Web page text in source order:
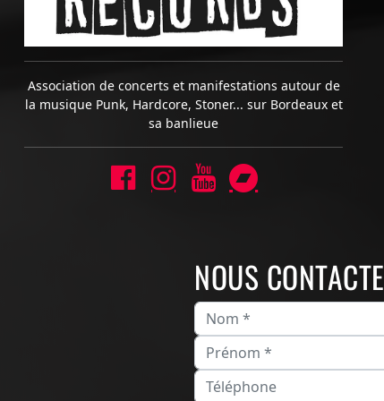
Association de concerts et manifestations autour de
la musique Punk, Hardcore, Stoner... sur Bordeaux et
sa banlieue
NOUS